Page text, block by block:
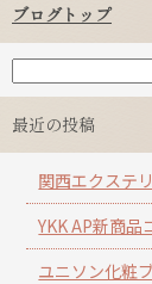
ブログトップ
最近の投稿
関西エクステ
YKK AP新商品
ユニソン化粧